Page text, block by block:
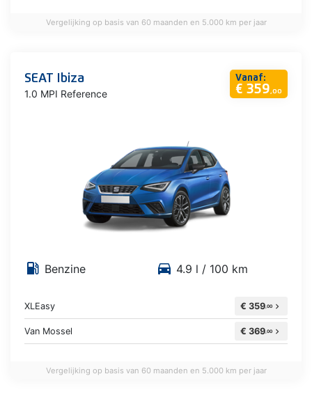
Vergelijking op basis van 60 maanden en 5.000 km per jaar
Vanaf:
€ 359,00
SEAT Ibiza
1.0 MPI Reference
local_gas_station Benzine directions_car 4.9 l / 100 km
XLEasy € 359,00 chevron_right
Van Mossel € 369,00 chevron_right
Vergelijking op basis van 60 maanden en 5.000 km per jaar